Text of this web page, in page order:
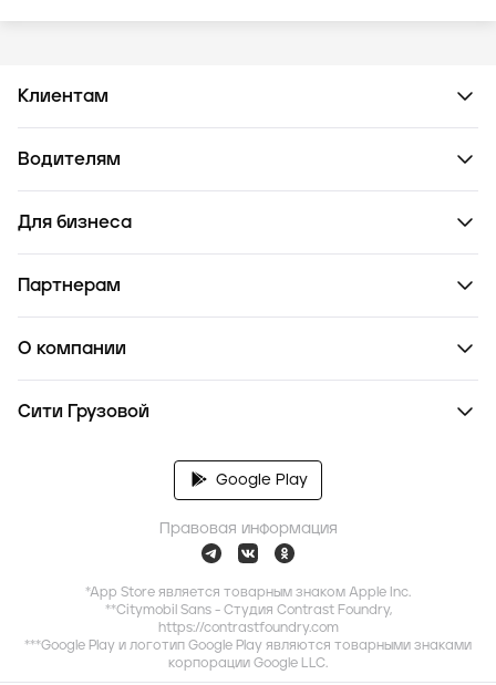
Клиентам
Водителям
Для бизнеса
Партнерам
О компании
Сити Грузовой
Google Play
Правовая информация
*App Store является товарным знаком Apple Inc.
**Citymobil Sans - Студия Contrast Foundry,
https://contrastfoundry.com
***Google Play и логотип Google Play являются товарными знаками
корпорации Google LLC.